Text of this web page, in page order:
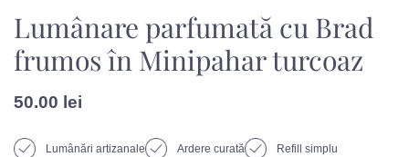
Lumânare parfumată cu Brad
frumos în Minipahar turcoaz
50.00 lei
Lumânări artizanale Ardere curată Refill simplu